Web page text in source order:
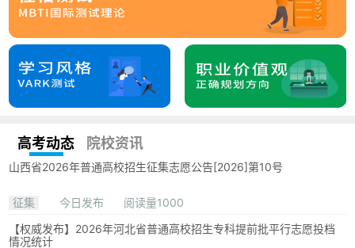
高考动态 院校资讯
山西省2026年普通高校招生征集志愿公告[2026]第10号
征集 今日发布
阅读量1000
【权威发布】2026年河北省普通高校招生专科提前批平行志愿投档
情况统计